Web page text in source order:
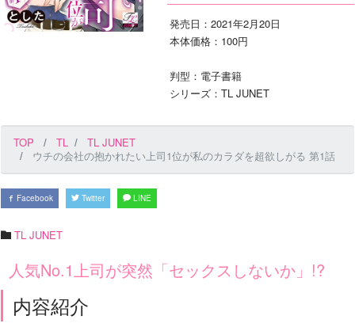
発売日：2021年2月20日
本体価格：100円
判型：電子書籍
シリーズ：TL JUNET
TOP TL
TL JUNET
ウチの会社の抱かれたい上司1位が私のカラダを超欲しがる 第1話
Facebook Twitter LINE
TL JUNET
人気No.1上司が突然「セックスしないか」!?
内容紹介